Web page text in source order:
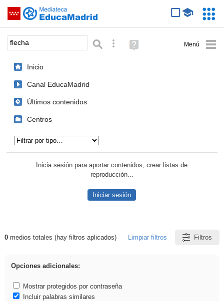
Saltar navegación
Palabra o frase: Búsqueda avanzada
Ayuda
(en
Inicio
Canal EducaMadrid
Últimos contenidos
Centros
Inicia sesión para aportar contenidos, crear listas de
reproducción...
Iniciar sesión
Resultados de: flecha
0medios totales (hay filtros aplicados) Limpiar filtros Filtros
Opciones adicionales:
Mostrar protegidos por contraseña
Incluir palabras similares